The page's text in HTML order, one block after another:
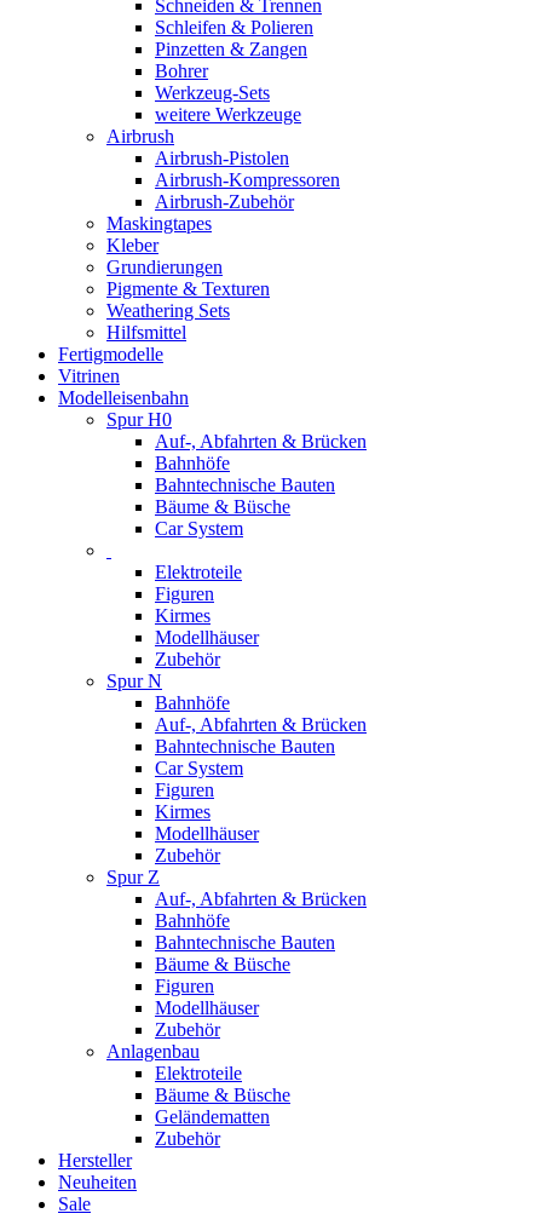
Schneiden & Trennen
Schleifen & Polieren
Pinzetten & Zangen
Bohrer
Werkzeug-Sets
weitere Werkzeuge
Airbrush
Airbrush-Pistolen
Airbrush-Kompressoren
Airbrush-Zubehör
Maskingtapes
Kleber
Grundierungen
Pigmente & Texturen
Weathering Sets
Hilfsmittel
Fertigmodelle
Vitrinen
Modelleisenbahn
Spur H0
Auf-, Abfahrten & Brücken
Bahnhöfe
Bahntechnische Bauten
Bäume & Büsche
Car System
Elektroteile
Figuren
Kirmes
Modellhäuser
Zubehör
Spur N
Bahnhöfe
Auf-, Abfahrten & Brücken
Bahntechnische Bauten
Car System
Figuren
Kirmes
Modellhäuser
Zubehör
Spur Z
Auf-, Abfahrten & Brücken
Bahnhöfe
Bahntechnische Bauten
Bäume & Büsche
Figuren
Modellhäuser
Zubehör
Anlagenbau
Elektroteile
Bäume & Büsche
Geländematten
Zubehör
Hersteller
Neuheiten
Sale